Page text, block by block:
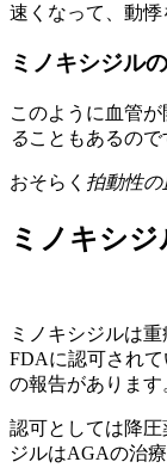
速くなって、動悸
ミノキシジル
このように血管
ることもあるので
おそらく 拍動性
ミノキシ
ミノキシジルは
FDAに認可され
の報告があります
認可としては降
ジルはAGAの治